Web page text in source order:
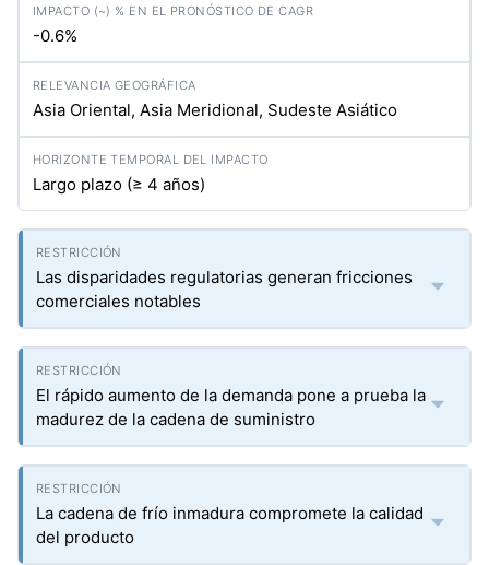
-0.6%
Asia Oriental, Asia Meridional, Sudeste Asiático
Largo plazo (≥ 4 años)
Las disparidades regulatorias generan fricciones
comerciales notables
El rápido aumento de la demanda pone a prueba la
madurez de la cadena de suministro
La cadena de frío inmadura compromete la calidad
del producto